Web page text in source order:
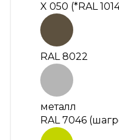
X 050 (*RAL
RAL 8022
металл
RAL 7046